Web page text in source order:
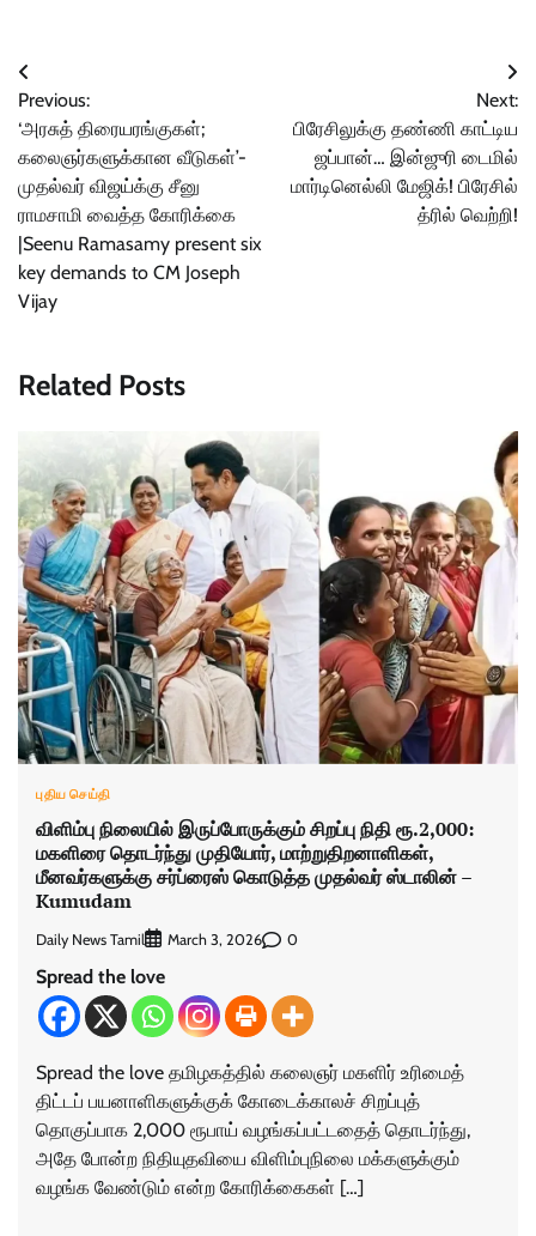
Post
navigation
Previous:
‘அரசுத் திரையரங்குகள்;
கலைஞர்களுக்கான வீடுகள்’-
முதல்வர் விஜய்க்கு சீனு
ராமசாமி வைத்த கோரிக்கை
|Seenu Ramasamy present six
key demands to CM Joseph
Vijay
Next:
பிரேசிலுக்கு தண்ணி காட்டிய
ஜப்பான்… இன்ஜுரி டைமில்
மார்டினெல்லி மேஜிக்! பிரேசில்
த்ரில் வெற்றி!
Related Posts
புதிய செய்தி
விளிம்பு நிலையில் இருப்போருக்கும் சிறப்பு நிதி ரூ.2,000:
மகளிரை தொடர்ந்து முதியோர், மாற்றுதிறனாளிகள்,
மீனவர்களுக்கு சர்ப்ரைஸ் கொடுத்த முதல்வர் ஸ்டாலின் –
Kumudam
Daily News Tamil March 3, 2026 0
Spread the love
Spread the love தமிழகத்தில் கலைஞர் மகளிர் உரிமைத்
திட்டப் பயனாளிகளுக்குக் கோடைக்காலச் சிறப்புத்
தொகுப்பாக 2,000 ரூபாய் வழங்கப்பட்டதைத் தொடர்ந்து,
அதே போன்ற நிதியுதவியை விளிம்புநிலை மக்களுக்கும்
வழங்க வேண்டும் என்ற கோரிக்கைகள் […]